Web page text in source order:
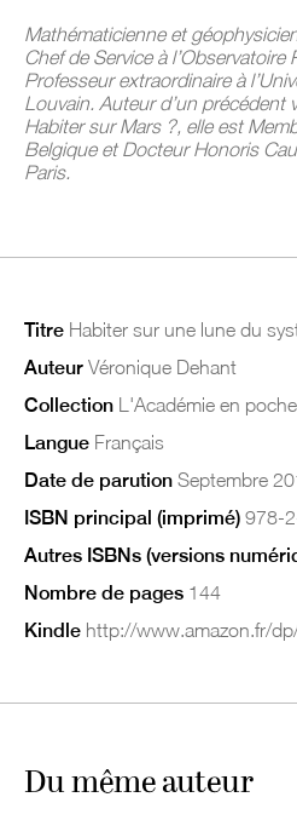
Mathématicienne et
Chef de Service à l’Observatoire
Professeur extraordinaire à
Louvain. Auteur d’un précédent
Habiter sur Mars ?, elle est
Belgique et Docteur Honoris
Paris.
Titre Habiter sur une lune du
Auteur Véronique Dehant
Collection L'Académie en poche
Langue Français
Date de parution Septembre
ISBN principal (imprimé) 978-
Autres ISBNs (versions
Nombre de pages 144
Kindle http://www.amazon.fr/
Du même auteur